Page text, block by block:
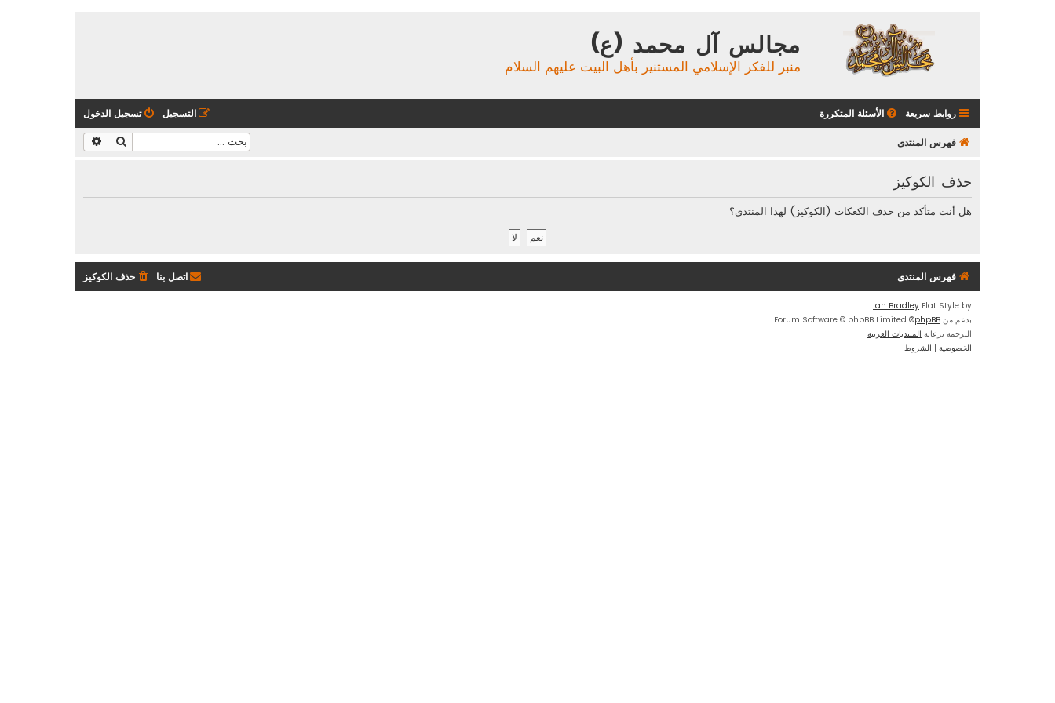
مجالس آل محمد (ع)
منبر للفكر الإسلامي المستنير بأهل البيت عليهم السلام
روابط سريعة الأسئلة المتكررة تسجيل الدخول التسجيل
فهرس المنتدى بحث
حذف الكوكيز
هل أنت متأكد من حذف الكعكات (الكوكيز) لهذا المنتدى؟
فهرس المنتدى حذف الكوكيز اتصل بنا
Flat Style by
Ian Bradley
بدعم من phpBB
® Forum Software © phpBB Limited
الترجمة برعاية المنتديات العربية
الخصوصية | الشروط